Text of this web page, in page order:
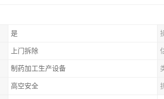
是
上门拆除
制药加工生产设备
高空安全